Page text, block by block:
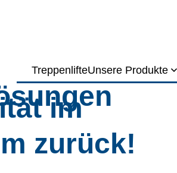
TreppenlifteUnsere Produkte
mehr
im
zurück!